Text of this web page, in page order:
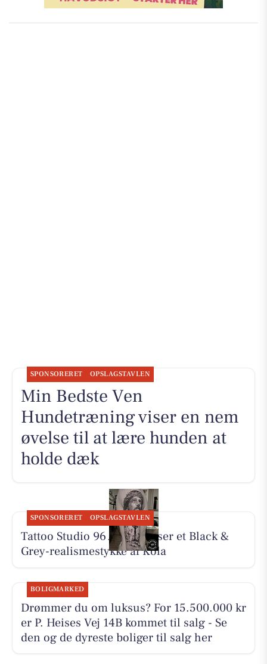
SPONSORERET OPSLAGSTAVLEN
Min Bedste Ven
Hundetræning viser en nem
øvelse til at lære hunden at
holde dæk
SPONSORERET OPSLAGSTAVLEN
Tattoo Studio 96 Aarhus viser et Black &
Grey-realismestykke af Kola
BOLIGMARKED
Drømmer du om luksus? For 15.500.000 kr
er P. Heises Vej 14B kommet til salg - Se
den og de dyreste boliger til salg her